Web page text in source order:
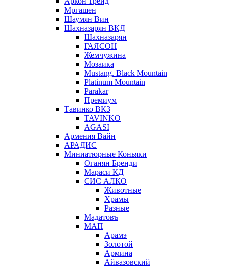
Мргашен
Шаумян Вин
Шахназарян ВКД
Шахназарян
ГАЯСОН
Жемчужина
Мозаика
Mustang. Black Mountain
Platinum Mountain
Parakar
Премиум
Тавинко ВКЗ
TAVINKO
AGASI
Армения Вайн
АРАДИС
Миниатюрные Коньяки
Оганян Бренди
Мараси КД
СИС АЛКО
Животные
Храмы
Разные
Мадатовъ
МАП
Арамэ
Золотой
Армина
Айвазовский